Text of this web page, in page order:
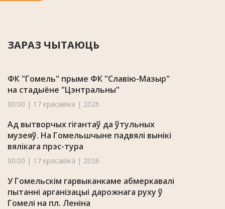
ЗАРАЗ ЧЫТАЮЦЬ
ФК "Гомель" прыме ФК "Славію-Мазыр"
на стадыёне "Цэнтральны"
00:00 | 17 красавіка | 2026
Ад вытворчых гігантаў да ўтульных
музеяў. На Гомельшчыне падвялі вынікі
вялікага прэс-тура
00:00 | 17 красавіка | 2026
У Гомельскім гарвыканкаме абмеркавалі
пытанні арганізацыі дарожнага руху ў
Гомелі на пл. Леніна